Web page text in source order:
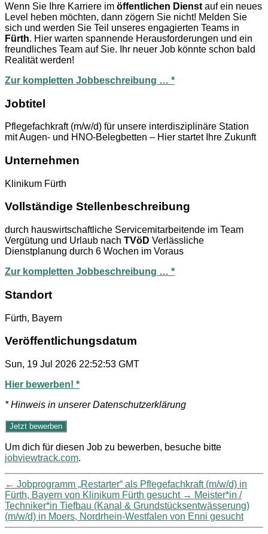
Wenn Sie Ihre Karriere im öffentlichen Dienst auf ein neues
Level heben möchten, dann zögern Sie nicht! Melden Sie
sich und werden Sie Teil unseres engagierten Teams in
Fürth. Hier warten spannende Herausforderungen und ein
freundliches Team auf Sie. Ihr neuer Job könnte schon bald
Realität werden!
Zur kompletten Jobbeschreibung … *
Jobtitel
Pflegefachkraft (m/w/d) für unsere interdisziplinäre Station
mit Augen- und HNO-Belegbetten – Hier startet Ihre Zukunft
Unternehmen
Klinikum Fürth
Vollständige Stellenbeschreibung
durch hauswirtschaftliche Servicemitarbeitende im Team
Vergütung und Urlaub nach TVöD Verlässliche
Dienstplanung durch 6 Wochen im Voraus
Zur kompletten Jobbeschreibung … *
Standort
Fürth, Bayern
Veröffentlichungsdatum
Sun, 19 Jul 2026 22:52:53 GMT
Hier bewerben! *
* Hinweis in unserer Datenschutzerklärung
Um dich für diesen Job zu bewerben, besuche bitte
jobviewtrack.com.
← Jobprogramm „Restarter“ als Pflegefachkraft (m/w/d) in
Fürth, Bayern von Klinikum Fürth gesucht → Meister*in /
Techniker*in Tiefbau (Kanal & Grundstücksentwässerung)
(m/w/d) in Moers, Nordrhein-Westfalen von Enni gesucht